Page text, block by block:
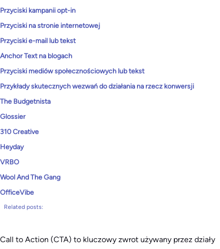
Przyciski kampanii opt-in
Przyciski na stronie internetowej
Przyciski e-mail lub tekst
Anchor Text na blogach
Przyciski mediów społecznościowych lub tekst
Przykłady skutecznych wezwań do działania na rzecz konwersji
The Budgetnista
Glossier
310 Creative
Heyday
VRBO
Wool And The Gang
OfficeVibe
Related posts:
Call to Action (CTA) to kluczowy zwrot używany przez działy